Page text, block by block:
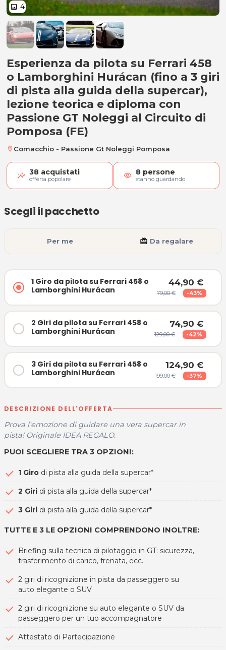
image 4
1 Giro da pilota su Ferrari 458 o
Esperienza da pilota su Ferrari 458
o Lamborghini Hurácan (fino a 3 giri
di pista alla guida della supercar),
lezione teorica e diploma con
Passione GT Noleggi al Circuito di
Pomposa (FE)
location_on Comacchio - Passione Gt Noleggi Pomposa
38 acquistati
offerta popolare visibility 8 persone
stanno guardando
1 Giro da pilota su Ferrari 458 o
Lamborghini Hurácan
44,90 €
79,00 € -43%
2 Giri da pilota su Ferrari 458 o
Lamborghini Hurácan
74,90 €
129,00 € -42%
3 Giri da pilota su Ferrari 458 o
Lamborghini Hurácan
124,90 €
199,00 € -37%
Scegli il pacchetto
Per me card_giftcard Da regalare
DESCRIZIONE DELL'OFFERTA
Prova l'emozione di guidare una vera supercar in
pista! Originale IDEA REGALO.
PUOI SCEGLIERE TRA 3 OPZIONI:
1 Giro di pista alla guida della supercar*
2 Giri di pista alla guida della supercar*
3 Giri di pista alla guida della supercar*
TUTTE E 3 LE OPZIONI COMPRENDONO INOLTRE:
Briefing sulla tecnica di pilotaggio in GT: sicurezza,
trasferimento di carico, frenata, ecc.
2 giri di ricognizione in pista da passeggero su
auto elegante o SUV
2 giri di ricognizione su auto elegante o SUV da
passeggero per un tuo accompagnatore
Attestato di Partecipazione